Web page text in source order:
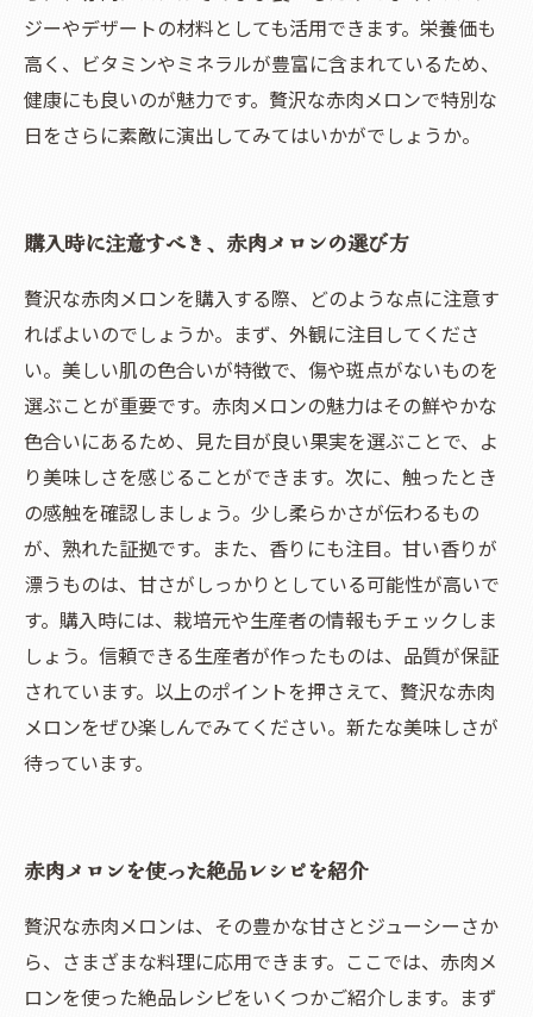
ジーやデザートの材料としても活用できます。栄養価も
高く、ビタミンやミネラルが豊富に含まれているため、
健康にも良いのが魅力です。贅沢な赤肉メロンで特別な
日をさらに素敵に演出してみてはいかがでしょうか。
購入時に注意すべき、赤肉メロンの選び方
贅沢な赤肉メロンを購入する際、どのような点に注意す
ればよいのでしょうか。まず、外観に注目してくださ
い。美しい肌の色合いが特徴で、傷や斑点がないものを
選ぶことが重要です。赤肉メロンの魅力はその鮮やかな
色合いにあるため、見た目が良い果実を選ぶことで、よ
り美味しさを感じることができます。次に、触ったとき
の感触を確認しましょう。少し柔らかさが伝わるもの
が、熟れた証拠です。また、香りにも注目。甘い香りが
漂うものは、甘さがしっかりとしている可能性が高いで
す。購入時には、栽培元や生産者の情報もチェックしま
しょう。信頼できる生産者が作ったものは、品質が保証
されています。以上のポイントを押さえて、贅沢な赤肉
メロンをぜひ楽しんでみてください。新たな美味しさが
待っています。
赤肉メロンを使った絶品レシピを紹介
贅沢な赤肉メロンは、その豊かな甘さとジューシーさか
ら、さまざまな料理に応用できます。ここでは、赤肉メ
ロンを使った絶品レシピをいくつかご紹介します。まず